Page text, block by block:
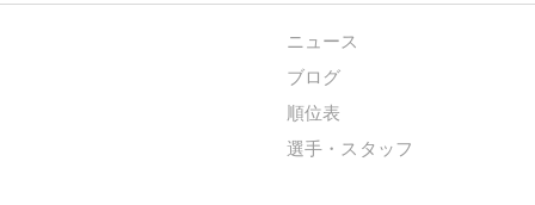
ニュース
ブログ
順位表
選手・スタッフ